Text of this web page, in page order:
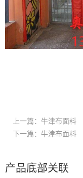
上一篇：牛津布面料
下一篇：牛津布面料
产品底部关联